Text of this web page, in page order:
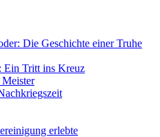
Die Geschichte einer Truhe
Ein Tritt ins Kreuz
erlebte